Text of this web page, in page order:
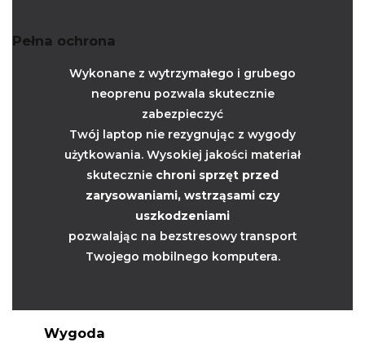
Pełna ochrona
Wykonane z wytrzymałego i grubego
neoprenu pozwala skutecznie
zabezpieczyć
Twój laptop nie rezygnując z wygody
użytkowania. Wysokiej jakości materiał
skutecznie chroni sprzęt przed
zarysowaniami, wstrząsami czy
uszkodzeniami
pozwalając na bezstresowy transport
Twojego mobilnego komputera.
Wygoda